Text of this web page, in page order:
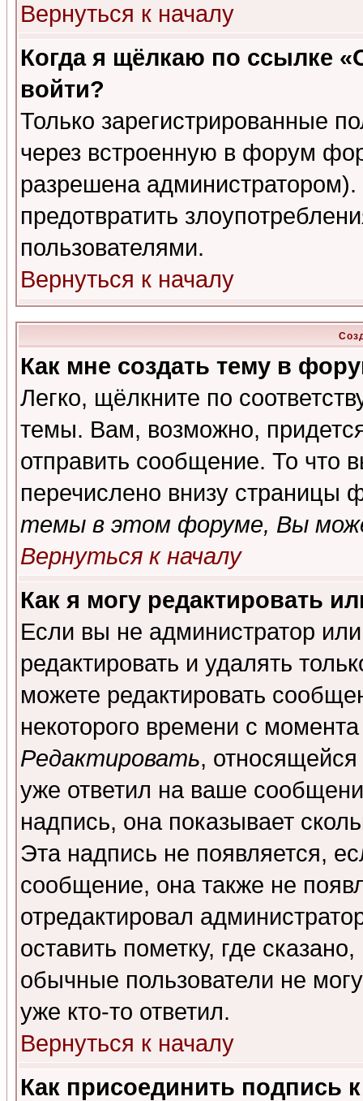
Вернуться к началу
Когда я щёлкаю по ссылке
войти?
Только зарегистрированные
через встроенную в форум
разрешена
предотвратить
пользователями.
Вернуться к началу
Как мне создать тему в
Легко, щёлкните по
темы. Вам, возможно,
отправить сообщение. То что
перечислено внизу страницы
темы в этом форуме, Вы
Вернуться к началу
Как я могу редактировать
Если вы не администратор
редактировать и удалять
можете редактировать
некоторого времени с
Редактировать,
уже ответил на ваше
надпись, она показывает
Эта надпись не появляется,
сообщение, она также не
отредактировал
оставить пометку, где
обычные пользователи не
уже кто-то ответил.
Вернуться к началу
Как присоединить подпись